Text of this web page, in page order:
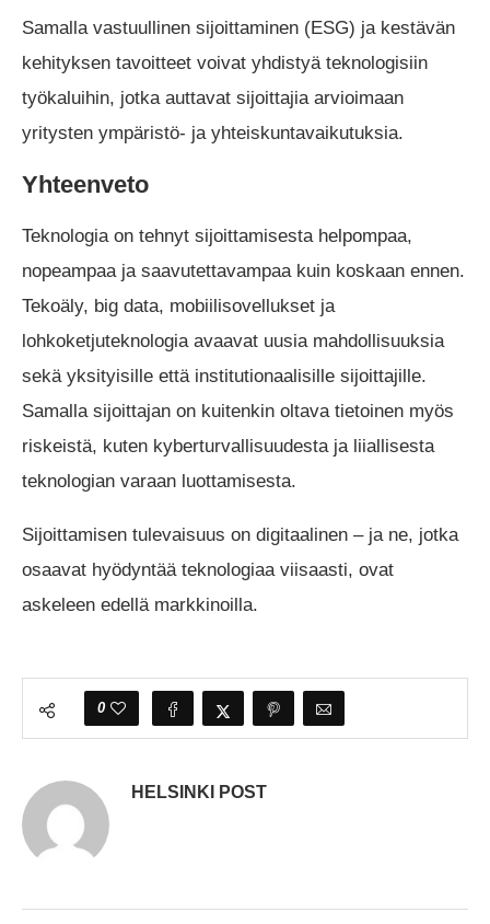
Samalla vastuullinen sijoittaminen (ESG) ja kestävän
kehityksen tavoitteet voivat yhdistyä teknologisiin
työkaluihin, jotka auttavat sijoittajia arvioimaan
yritysten ympäristö- ja yhteiskuntavaikutuksia.
Yhteenveto
Teknologia on tehnyt sijoittamisesta helpompaa,
nopeampaa ja saavutettavampaa kuin koskaan ennen.
Tekoäly, big data, mobiilisovellukset ja
lohkoketjuteknologia avaavat uusia mahdollisuuksia
sekä yksityisille että institutionaalisille sijoittajille.
Samalla sijoittajan on kuitenkin oltava tietoinen myös
riskeistä, kuten kyberturvallisuudesta ja liiallisesta
teknologian varaan luottamisesta.
Sijoittamisen tulevaisuus on digitaalinen – ja ne, jotka
osaavat hyödyntää teknologiaa viisaasti, ovat
askeleen edellä markkinoilla.
0
HELSINKI POST